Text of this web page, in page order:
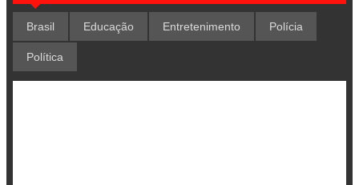
Brasil Educação Entretenimento Polícia
Política